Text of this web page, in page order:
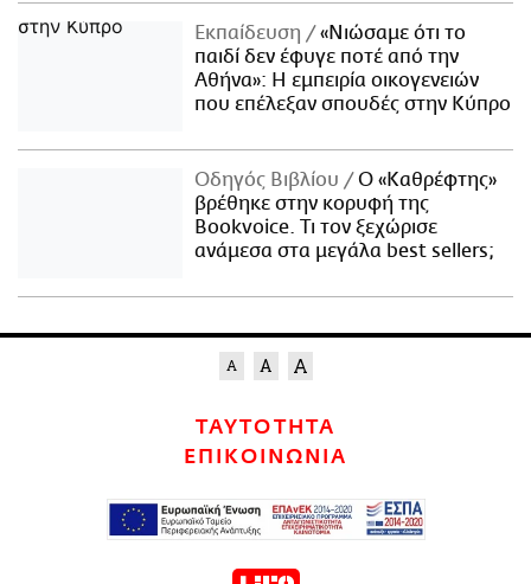
Εκπαίδευση
«Νιώσαμε ότι το
παιδί δεν έφυγε ποτέ από την
Αθήνα»: Η εμπειρία οικογενειών
που επέλεξαν σπουδές στην Κύπρο
Οδηγός Βιβλίου
Ο «Καθρέφτης»
βρέθηκε στην κορυφή της
Bookvoice. Τι τον ξεχώρισε
ανάμεσα στα μεγάλα best sellers;
ΤΑΥΤΟΤΗΤΑ
ΕΠΙΚΟΙΝΩΝΙΑ